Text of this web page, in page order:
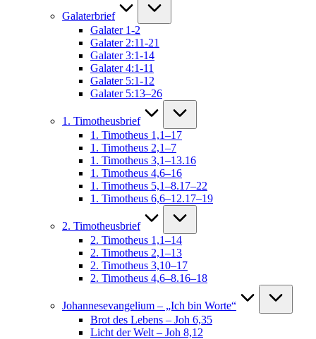
Galaterbrief
Galater 1-2
Galater 2:11-21
Galater 3:1-14
Galater 4:1-11
Galater 5:1-12
Galater 5:13–26
1. Timotheusbrief
1. Timotheus 1,1–17
1. Timotheus 2,1–7
1. Timotheus 3,1–13.16
1. Timotheus 4,6–16
1. Timotheus 5,1–8.17–22
1. Timotheus 6,6–12.17–19
2. Timotheusbrief
2. Timotheus 1,1–14
2. Timotheus 2,1–13
2. Timotheus 3,10–17
2. Timotheus 4,6–8.16–18
Johannesevangelium – „Ich bin Worte“
Brot des Lebens – Joh 6,35
Licht der Welt – Joh 8,12